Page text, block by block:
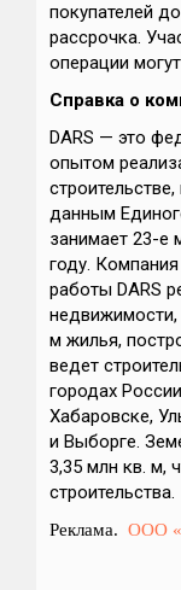
покупателей
рассрочка.
операции
Справка о
DARS — это
опытом
данным
занимает 23-е
году.
работы DARS
недвижимости,
м жилья,
ведет
городах
Хабаровске,
и Выборге.
3,35 млн кв. м,
строительства.
Реклама. ООО